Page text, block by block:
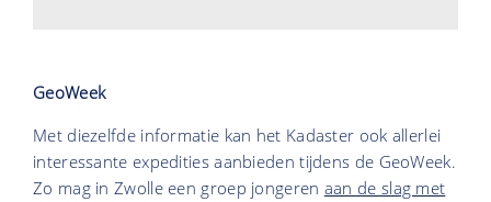
GeoWeek
Met diezelfde informatie kan het Kadaster ook allerlei
interessante expedities aanbieden tijdens de GeoWeek.
Zo mag in Zwolle een groep jongeren aan de slag met